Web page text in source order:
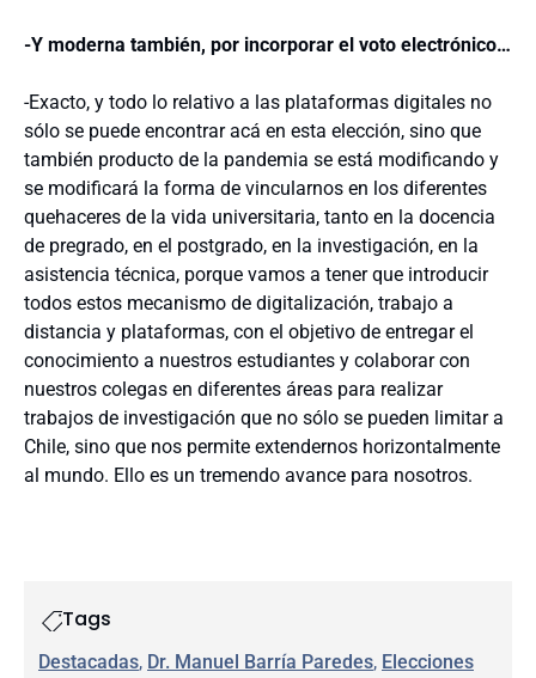
-Y moderna también, por incorporar el voto electrónico…
-Exacto, y todo lo relativo a las plataformas digitales no
sólo se puede encontrar acá en esta elección, sino que
también producto de la pandemia se está modificando y
se modificará la forma de vincularnos en los diferentes
quehaceres de la vida universitaria, tanto en la docencia
de pregrado, en el postgrado, en la investigación, en la
asistencia técnica, porque vamos a tener que introducir
todos estos mecanismo de digitalización, trabajo a
distancia y plataformas, con el objetivo de entregar el
conocimiento a nuestros estudiantes y colaborar con
nuestros colegas en diferentes áreas para realizar
trabajos de investigación que no sólo se pueden limitar a
Chile, sino que nos permite extendernos horizontalmente
al mundo. Ello es un tremendo avance para nosotros.
Tags
Destacadas, Dr. Manuel Barría Paredes, Elecciones